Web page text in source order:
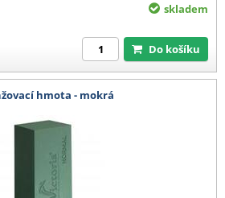
skladem
Do košíku
hmota - mokrá